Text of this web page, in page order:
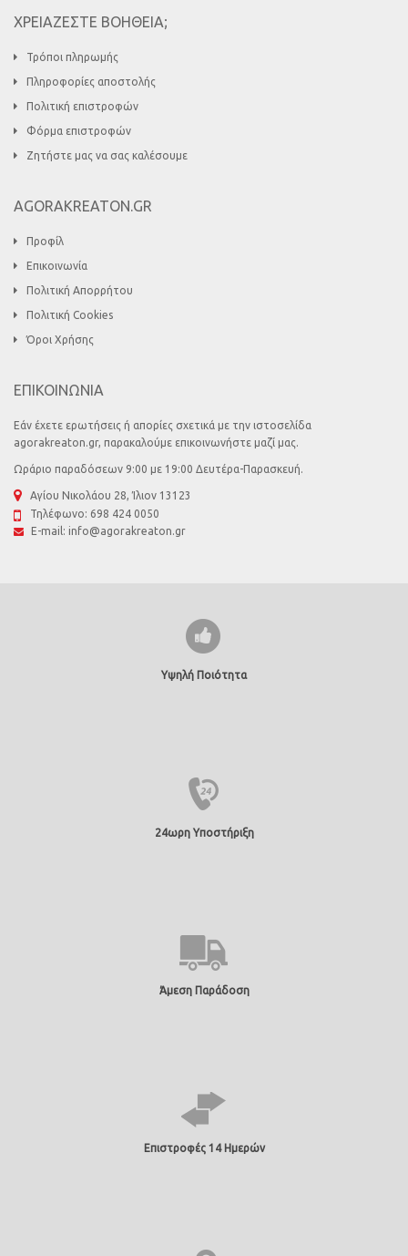
ΧΡΕΙΑΖΕΣΤΕ ΒΟΗΘΕΙΑ;
Τρόποι πληρωμής
Πληροφορίες αποστολής
Πολιτική επιστροφών
Φόρμα επιστροφών
Ζητήστε μας να σας καλέσουμε
AGORAKREATON.GR
Προφίλ
Επικοινωνία
Πολιτική Απορρήτου
Πολιτική Cookies
Όροι Χρήσης
ΕΠΙΚΟΙΝΩΝΙΑ
Εάν έχετε ερωτήσεις ή απορίες σχετικά με την ιστοσελίδα
agorakreaton.gr, παρακαλούμε επικοινωνήστε μαζί μας.
Ωράριο παραδόσεων 9:00 με 19:00 Δευτέρα-Παρασκευή.
Αγίου Νικολάου 28, Ίλιον 13123
Τηλέφωνο: 698 424 0050
E-mail: info@agorakreaton.gr
Υψηλή Ποιότητα
24ωρη Υποστήριξη
Άμεση Παράδοση
Επιστροφές 14 Ημερών